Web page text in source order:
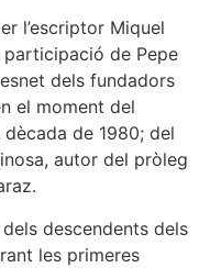
l’escriptor Miquel
de Pepe
dels fundadors
el moment del
de 1980; del
autor del pròleg
descendents dels
les primeres